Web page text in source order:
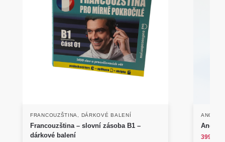
FRANCOUZŠTINA, DÁRKOVÉ BALENÍ
Francouzština – slovní zásoba B1 –
dárkové balení
399,00